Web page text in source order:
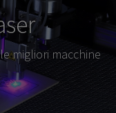
migliori macchine